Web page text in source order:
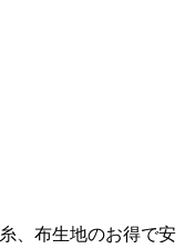
、布生地のお得で安